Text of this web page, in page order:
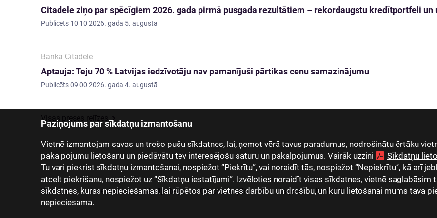
Paziņojums par sīkdatņu izmantošanu
Vietnē izmantojam savas un trešo pušu sīkdatnes, lai, ņemot vērā tavus paradumus, nodrošinātu ērtāku
pakalpojumu lietošanu un piedāvātu tev interesējošu saturu un pakalpojumus. Vairāk uzzini
Sīkdatņu
Tu vari piekrist sīkdatņu izmantošanai, nospiežot “Piekrītu”, vai noraidīt tās, nospiežot “Nepiekrītu”, kā arī
atcelt piekrišanu, nospiežot uz “Sīkdatņu iestatījumi”. Izvēloties noraidīt visas sīkdatnes, vietnē saglabāsim
sīkdatnes, kuras nepieciešamas, lai rūpētos par vietnes darbību un drošību, un kuru lietošanai mums tava
nepieciešama.
Citadele ziņo par spēcīgiem 2026. gada pirmā pusgada rezultātiem – rekordaugstu kredītportfeli
Publicēts 10:10 2026. gada 5. augustā
Banka Citadele
Aptauja: Teju 70 % Latvijas iedzīvotāju nav pamanījuši pārtikas cenu samazinājumu
Publicēts09:00 2026. gada 4. augustā
Visas preses relīzes
Par mums Investoriem Mediju telpa Grupas uzņēmumi Karjera Kontakti